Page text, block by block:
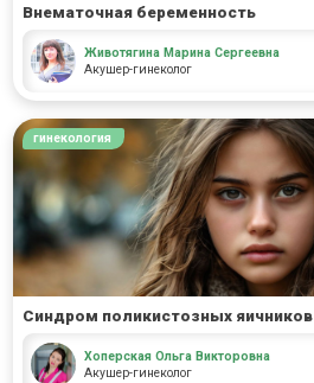
Внематочная беременность
Животягина Марина Сергеевна
Акушер-гинеколог
гинекология
Синдром поликистозных яичников
Хоперская Ольга Викторовна
Акушер-гинеколог